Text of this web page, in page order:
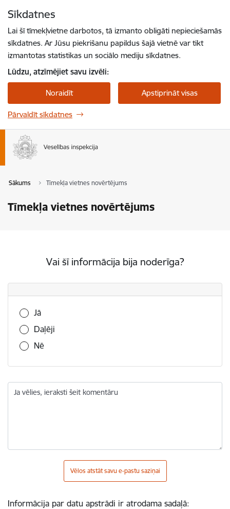
Sīkdatnes
Lai šī tīmekļvietne darbotos, tā izmanto obligāti nepieciešamās
sīkdatnes. Ar Jūsu piekrišanu papildus šajā vietnē var tikt
izmantotas statistikas un sociālo mediju sīkdatnes.
Lūdzu, atzīmējiet savu izvēli:
Noraidīt Apstiprināt visas
Pārvaldīt sīkdatnes
Sākums Tīmekļa vietnes novērtējums
Tīmekļa vietnes novērtējums
Vai šī informācija bija noderīga?
Vai šī informācija bija noderīga?
Jā
Daļēji
Nē
Ja vēlies, ieraksti šeit komentāru
Vēlos atstāt savu e-pastu saziņai
Informācija par datu apstrādi ir atrodama sadaļā: